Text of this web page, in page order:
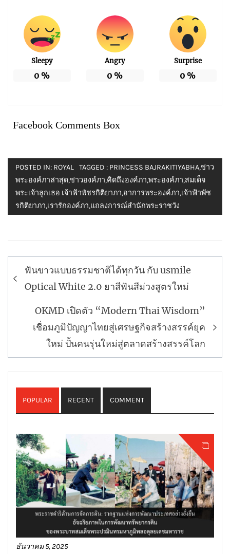
Sleepy
0 %
Angry
0 %
Surprise
0 %
Facebook Comments Box
POSTED IN: ROYAL TAGGED : PRINCESS BAJRAKITIYABHA,ข่าว
พระองค์ภาล่าสุด,ข่าวองค์ภา,คิดถึงองค์ภา,พระองค์ภา,สมเด็จ
พระเจ้าลูกเธอ เจ้าฟ้าพัชรกิติยาภา,อาการพระองค์ภา,เจ้าฟ้าพัช
รกิติยาภา,เรารักองค์ภา,แถลงการณ์สำนักพระราชวัง
แนะแนว
เรื่อง
ฟันขาวแบบธรรมชาติได้ทุกวัน กับ usmile
Optical White 2.0 ยาสีฟันสีม่วงสูตรใหม่
OKMD เปิดตัว “Modern Thai Wisdom”
เชื่อมภูมิปัญญาไทยสู่เศรษฐกิจสร้างสรรค์ยุค
ใหม่ ปั้นคนรุ่นใหม่สู่ตลาดสร้างสรรค์โลก
POPULAR RECENT COMMENT
ธันวาคม 5, 2025